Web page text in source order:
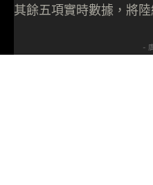
其餘五項實時數據，將
-